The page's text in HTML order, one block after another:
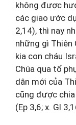
không được
các giao ước
2,14), thì nay
những gì Thiên
kia con cháu
Chúa qua tổ
dân mới của
cũng được
(Ep 3,6; x. Gl